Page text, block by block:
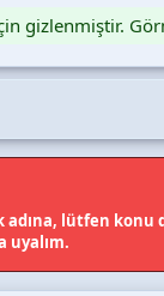
gizlenmiştir.
lütfen konu
uyalım.